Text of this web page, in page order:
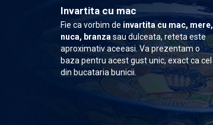
Invartita cu mac
Fie ca vorbim de invartita cu mac, mere,
nuca, branzasau dulceata, reteta este
aproximativ aceeasi. Va prezentam o
baza pentru acest gust unic, exact ca cel
din bucataria bunicii.